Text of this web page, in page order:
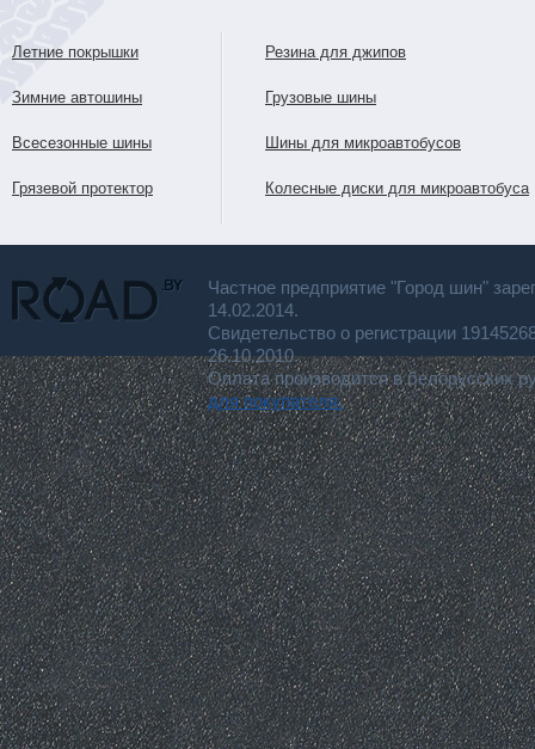
Летние покрышки
Зимние автошины
Всесезонные шины
Грязевой протектор
Резина для джипов
Грузовые шины
Шины для микроавтобусов
Колесные диски для микроавтобуса
Частное предприятие "Город шин"
14.02.2014.
Свидетельство о регистрации
26.10.2010.
Оплата производится в белорусских
для покупателя.